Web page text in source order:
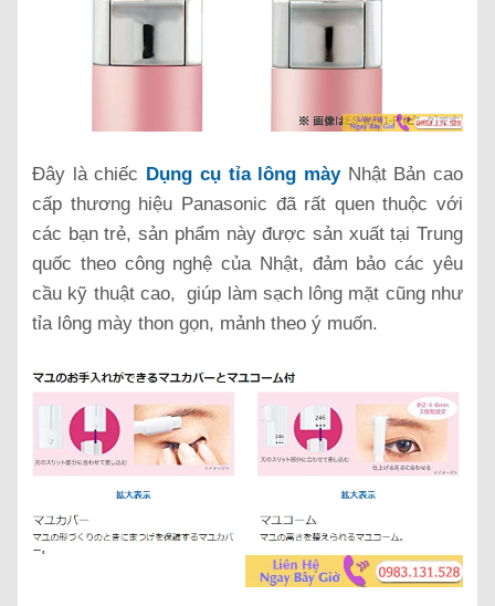
Đây là chiếc Dụng cụ tỉa lông màyNhật Bản cao
cấp thương hiệu Panasonic đã rất quen thuộc với
các bạn trẻ, sản phẩm này được sản xuất tại Trung
quốc theo công nghệ của Nhật, đảm bảo các yêu
cầu kỹ thuật cao, giúp làm sạch lông mặt cũng như
tỉa lông mày thon gọn, mảnh theo ý muốn.